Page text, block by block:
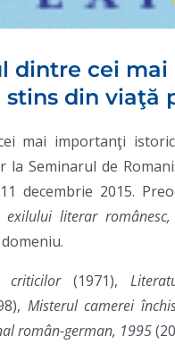
dintre cei
stins din viaţă
mai importanţi
Seminarul de
decembrie 2015.
exilului literar
criticilor (1971),
Misterul camerei
român-german, 1995